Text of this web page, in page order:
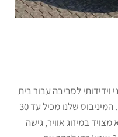
חסכוני וידידותי לסביבה עבור בית
ספר, מקומות עבודה ואפילו בתי מלון. המיניבוס שלנו מכיל עד 30
במיזוג אוויר, גישה